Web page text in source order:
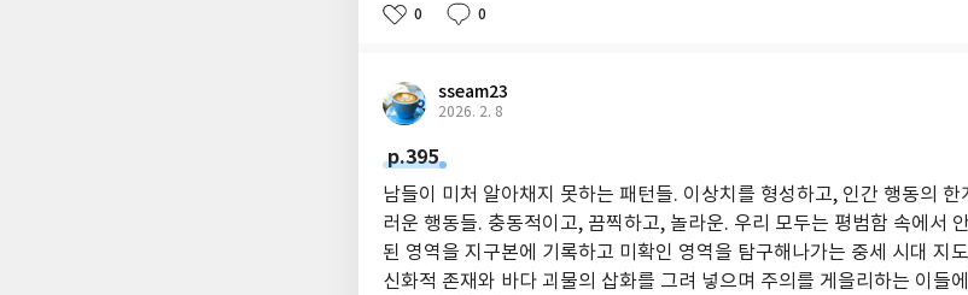
0 0
sseam23
2026. 2. 8
p.395
남들이 미처 알아채지 못하는 패턴들. 이상치를 형성하고, 인간 행동의
러운 행동들. 충동적이고, 끔찍하고, 놀라운. 우리 모두는 평범함 속에서
된 영역을 지구본에 기록하고 미확인 영역을 탐구해나가는 중세 시대 지
신화적 존재와 바다 괴물의 삽화를 그려 넣으며 주의를 게을리하는 이들